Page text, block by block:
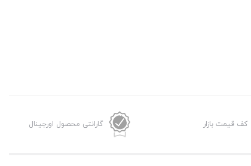
کف قیمت بازار گارانتی محصول اورجینال